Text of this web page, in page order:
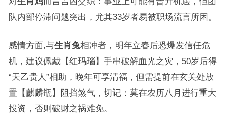
队内部停滞问题突出，尤其33岁者易被职场流言所困。
感情方面,与生肖兔相冲者，明年立春后恐爆发信任危
机，建议佩戴【红玛瑙】手串破解血光之灾，50岁后得
“天乙贵人”相助，晚年可享清福，但需提前在玄关处放
置【麒麟瓶】阻挡煞气，切记：莫在农历八月进行重大
投资，否则破财之祸难免。